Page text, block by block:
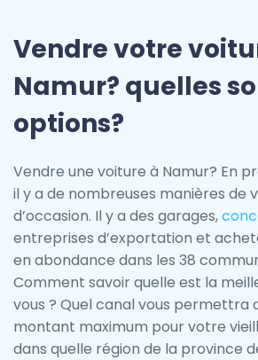
Vendre votre
Namur? quelles
options?
Vendre une voiture à Namur? En
il y a de nombreuses manières de
d’occasion. Il y a des garages,
entreprises d’exportation et
en abondance dans les 38
Comment savoir quelle est la
vous ? Quel canal vous permettra
montant maximum pour votre
dans quelle région de la province